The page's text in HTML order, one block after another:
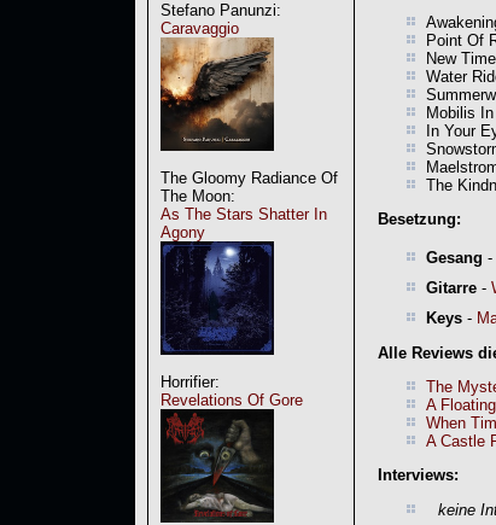
Stefano Panunzi:
Caravaggio
The Gloomy Radiance Of
The Moon:
As The Stars Shatter In
Agony
Horrifier:
Revelations Of Gore
Point Of
New
Water
Mobilis
In Your
The
Besetzung:
Gesang -
Gitarre -
Keys -
Alle Reviews
The
A
When
A Castle
Interviews:
keine